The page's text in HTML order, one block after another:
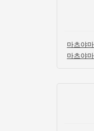
마츠야
마츠야